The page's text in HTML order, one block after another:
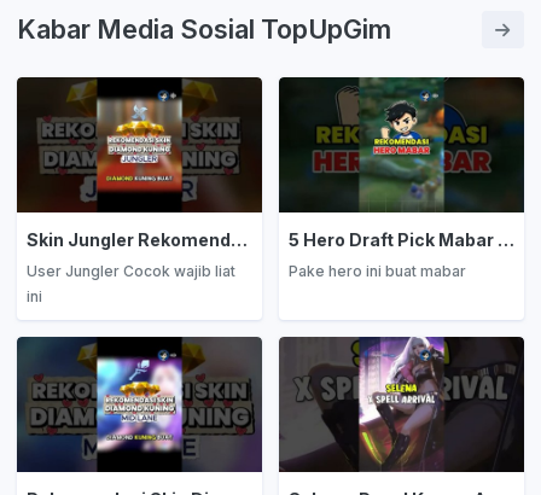
eliminasi! Simak hasil lengkap,
format turnamen, dan jadwal
Kabar Media Sosial TopUpGim
Skin Jungler Rekomendasi Diamond Kuning
User Jungler Cocok wajib liat
ini
5 Hero Draft Pick Mabar Auto Win
Pake hero ini buat mabar